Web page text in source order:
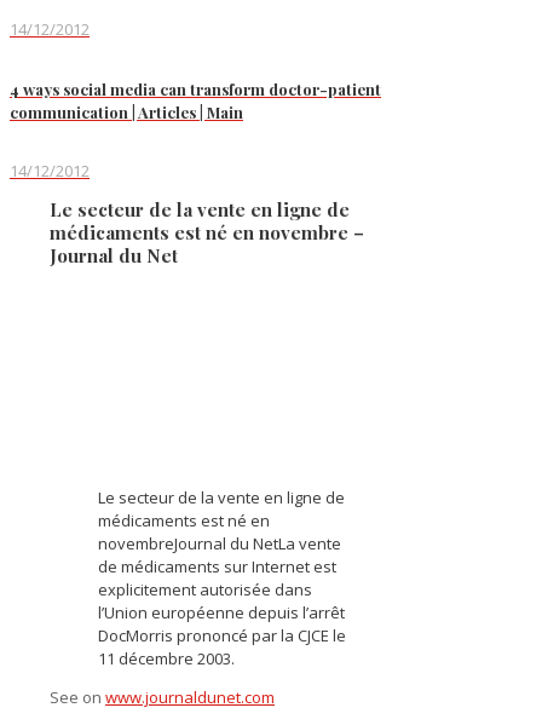
14/12/2012
4 ways social media can transform doctor-patient
communication | Articles | Main
14/12/2012
Le secteur de la vente en ligne de
médicaments est né en novembre –
Journal du Net
Le secteur de la vente en ligne de
médicaments est né en
novembreJournal du NetLa vente
de médicaments sur Internet est
explicitement autorisée dans
l’Union européenne depuis l’arrêt
DocMorris prononcé par la CJCE le
11 décembre 2003.
See on www.journaldunet.com